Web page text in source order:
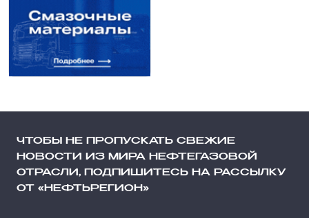
ЧТОБЫ НЕ ПРОПУСКАТЬ СВЕЖИЕ
НОВОСТИ ИЗ МИРА НЕФТЕГАЗОВОЙ
ОТРАСЛИ, ПОДПИШИТЕСЬ НА РАССЫЛКУ
ОТ «НЕФТЬРЕГИОН»